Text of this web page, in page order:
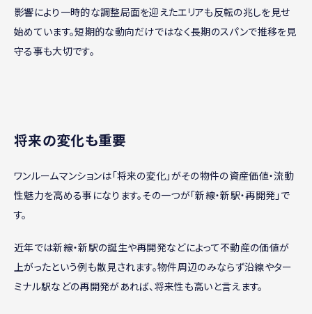
影響により一時的な調整局面を迎えたエリアも反転の兆しを見せ
始めています。短期的な動向だけではなく長期のスパンで推移を見
守る事も大切です。
将来の変化も重要
ワンルームマンションは「将来の変化」がその物件の資産価値・流動
性魅力を高める事になります。その一つが「新線・新駅・再開発」で
す。
近年では新線・新駅の誕生や再開発などによって不動産の価値が
上がったという例も散見されます。物件周辺のみならず沿線やター
ミナル駅などの再開発があれば、将来性も高いと言えます。